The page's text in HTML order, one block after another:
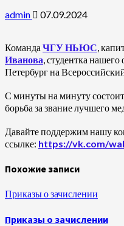
admin 07.09.2024
Команда ЧГУ НЬЮС,
Иванова, студентка нашего
Петербург на
С минуты на минуту
борьба за звание лучшего
Давайте поддержим нашу
ссылке: https://vk.com/
Похожие записи
Приказы о зачислении
Приказы о зачислении